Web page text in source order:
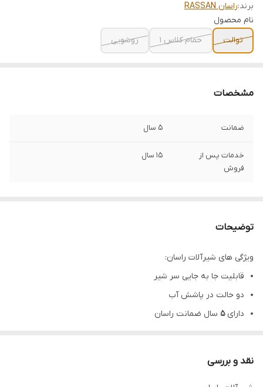
برند:راسان RASSAN
نام محصول
توالت
حمام کلاس 1 روشویی
مشخصات
ضمانت 5 سال
خدمات پس از
فروش
15 سال
توضیحات
ویژگی های شیرآلات راسان:
قابلیت جا به جایی سر شیر
دو حالت در پاشش آب
دارای۵ سال ضمانت راسان
رنگ: کروم براق استاندارد و بادوام بالا
نقد و بررسی